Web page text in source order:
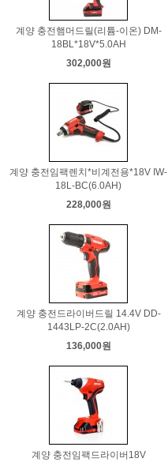
계양 충전햄머드릴(리튬-이온) DM-
18BL*18V*5.0AH
302,000원
계양 충전임팩렌치*비계전용*18V IW-
18L-BC(6.0AH)
228,000원
계양 충전드라이버드릴 14.4V DD-
1443LP-2C(2.0AH)
136,000원
계양 충전임팩드라이버18V